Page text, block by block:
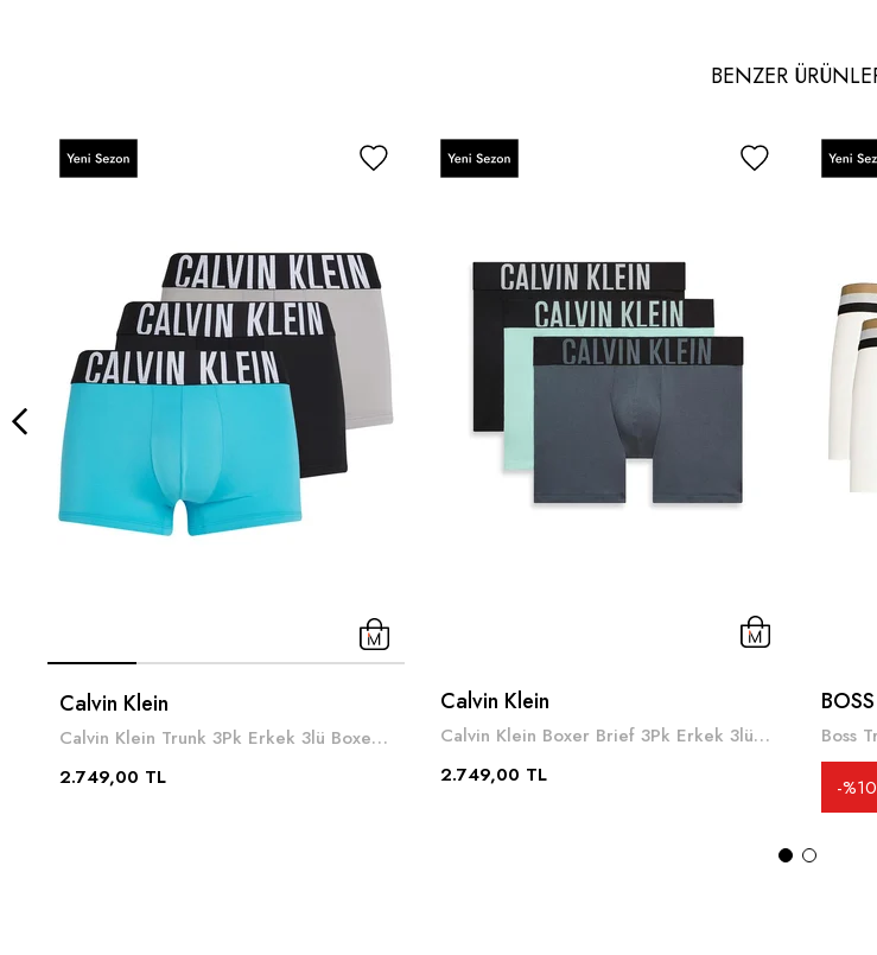
BENZER
Calvin Klein
Calvin Klein Trunk 3Pk Erkek 3lü Boxer Çok Renkli
2.749,00 TL
Calvin Klein
Calvin Klein Boxer Brief 3Pk Erkek 3lü Boxer Çok Renkli
2.749,00 TL
BOSS
%10